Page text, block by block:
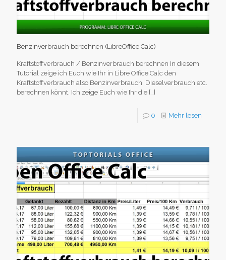
Benzinverbrauch berechnen (LibreOffice Calc)
Kraftstoffverbrauch / Benzinverbrauch berechnen In diesem
Tutorial zeige ich Euch wie Ihr in Libre Office Calc den
Kraftstoffverbrauch also Benzinverbrauch, Dieselverbrauch etc.
berechnen könnt. Ich zeige Euch wie Ihr die […]
0 Mehr lesen